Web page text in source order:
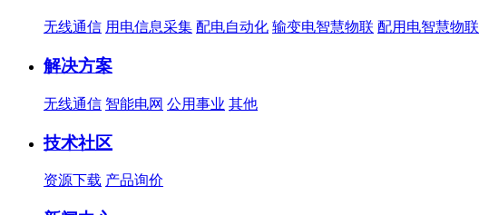
无线通信 用电信息采集 配电自动化 输变电智慧物联 配用电智慧物联
解决方案
无线通信 智能电网 公用事业 其他
技术社区
资源下载 产品询价